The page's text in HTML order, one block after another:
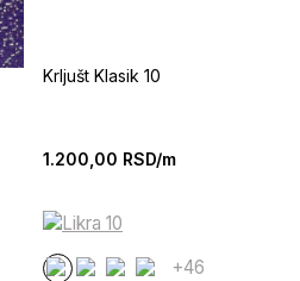
Krljušt Klasik 10
1.200,00 RSD/m
+46